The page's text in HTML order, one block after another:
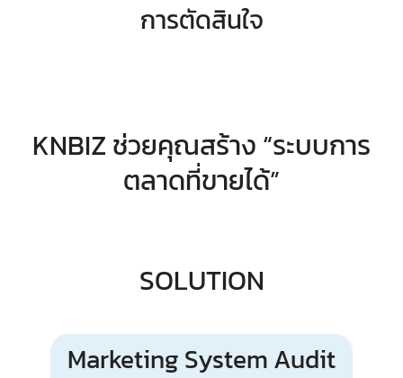
การตัดสินใจ
KNBIZ ช่วยคุณสร้าง “ระบบการ
ตลาดที่ขายได้”
SOLUTION
Marketing System Audit